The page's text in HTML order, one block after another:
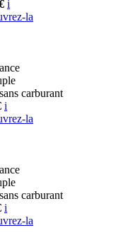
i
la
carburant
i
la
carburant
i
la